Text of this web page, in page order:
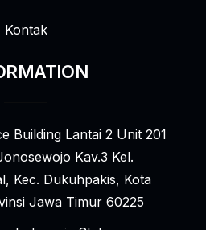
Kontak
Building Lantai 2 Unit 201
Kav.3 Kel.
Kec. Dukuhpakis, Kota
Jawa Timur 60225